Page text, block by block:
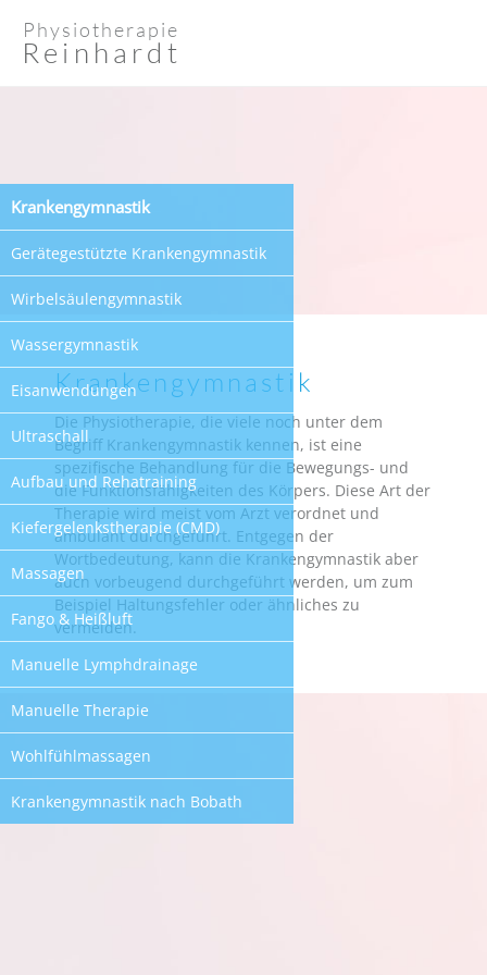
Physiotherapie
Reinhardt
Krankengymnastik
Gerätegestützte Krankengymnastik
Wirbelsäulengymnastik
Wassergymnastik
Eisanwendungen
Ultraschall
Aufbau und Rehatraining
Kiefergelenkstherapie (CMD)
Massagen
Fango & Heißluft
Manuelle Lymphdrainage
Manuelle Therapie
Wohlfühlmassagen
Krankengymnastik nach Bobath
Krankengymnastik
Die Physiotherapie, die viele noch unter dem
Begriff Krankengymnastik kennen, ist eine
spezifische Behandlung für die Bewegungs- und
die Funktionsfähigkeiten des Körpers. Diese Art der
Therapie wird meist vom Arzt verordnet und
ambulant durchgeführt. Entgegen der
Wortbedeutung, kann die Krankengymnastik aber
auch vorbeugend durchgeführt werden, um zum
Beispiel Haltungsfehler oder ähnliches zu
vermeiden.